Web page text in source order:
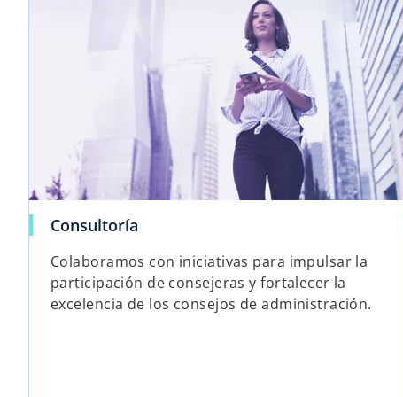
Consultoría
Colaboramos con iniciativas para impulsar la
participación de consejeras y fortalecer la
excelencia de los consejos de administración.